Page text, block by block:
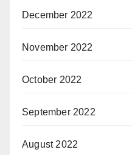
December 2022
November 2022
October 2022
September 2022
August 2022